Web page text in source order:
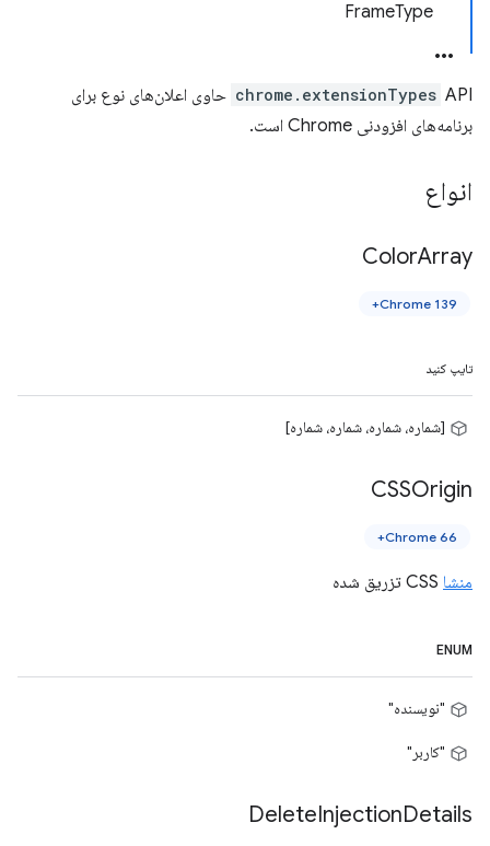
FrameType
chrome.extensionTypes API حاوی اعلان‌های نوع برای
برنامه‌های افزودنی Chrome است.
انواع
ColorArray
Chrome 139+
تایپ کنید
[شماره، شماره، شماره، شماره]
CSSOrigin
Chrome 66+
منشا
ENUM
"نویسنده"
"کاربر"
DeleteInjectionDetails